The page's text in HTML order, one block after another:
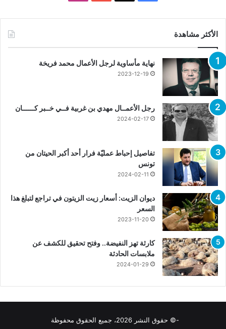
الأكثر مشاهدة
نهاية مأساوية لرجل الأعمال محمد فريخة
2023-12-19
رجل الأعمــال مهدي بن غربية فــي خــبر كــــــان
2024-02-17
تفاصيل إحباط عمليّة فرار أحد أكبر الحيتان من
تونس
2024-02-11
ديوان الزيت: أسعار زيت الزيتون في تراجع لتبلغ هذا
السعر
2023-11-20
كارثة تهز النفيضة.. وفتح تحقيق للكشف عن
ملابسات الحادثة
2024-01-29
-© حقوق النشر 2026، جميع الحقوق محفوظة